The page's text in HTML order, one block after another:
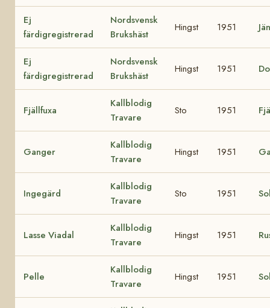
Ej
färdigregistrerad
Nordsvensk
Brukshäst
Hingst 1951
Ej
färdigregistrerad
Nordsvensk
Brukshäst
Hingst 1951
Fjällfuxa
Kallblodig
Travare
Sto 1951
Ganger
Kallblodig
Travare
Hingst 1951
Ingegärd
Kallblodig
Travare
Sto 1951
Lasse Viadal
Kallblodig
Travare
Hingst 1951
Pelle
Kallblodig
Travare
Hingst 1951